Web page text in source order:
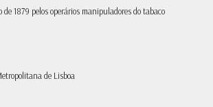
de 1879 pelos operários manipuladores do tabaco
de Lisboa